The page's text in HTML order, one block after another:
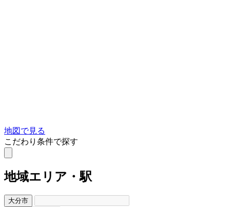
地図で見る
こだわり条件で探す
地域エリア・駅
大分市